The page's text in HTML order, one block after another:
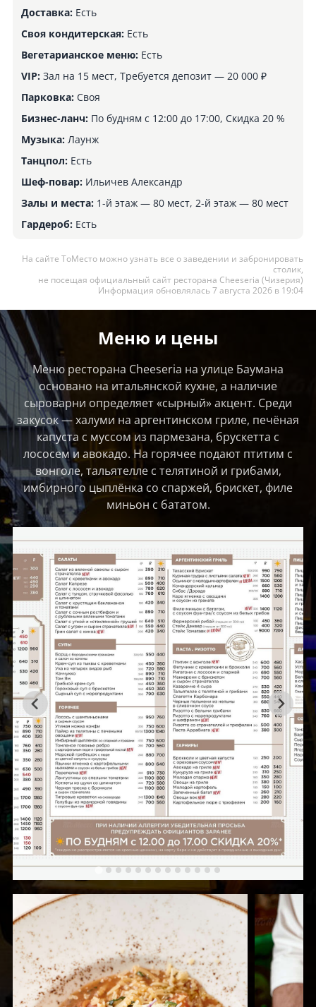
Доставка:Есть
Своя кондитерская:Есть
Вегетарианское меню:Есть
VIP:Зал на 15 мест, Требуется депозит — 20 000 ₽
Парковка:Своя
Бизнес-ланч:По будням с 12:00 до 17:00, Скидка 20 %
Музыка:Лаунж
Танцпол:Есть
Шеф-повар:Ильичев Александр
Залы и места:1-й этаж — 80 мест, 2-й этаж — 80 мест
Гардероб:Есть
На сайте ТоМесто можно узнать все о заведении и забронировать
столик,
не посещая официальный сайт ресторана Cheeseria (Чизерия)
Информация обновлялась 7 августа 2026 в 19:04
Меню и цены
Меню ресторана Cheeseria на улице Баумана
основано на итальянской кухне, а наличие
сыроварни определяет «сырный» акцент. Среди
закусок — халуми на аргентинском гриле, печёная
капуста с муссом из пармезана, брускетта с
лососем и авокадо. На горячее подают птитим с
вонголе, тальятелле с телятиной и грибами,
имбирного цыплёнка со спаржей, брискет, филе
миньон с бататом.